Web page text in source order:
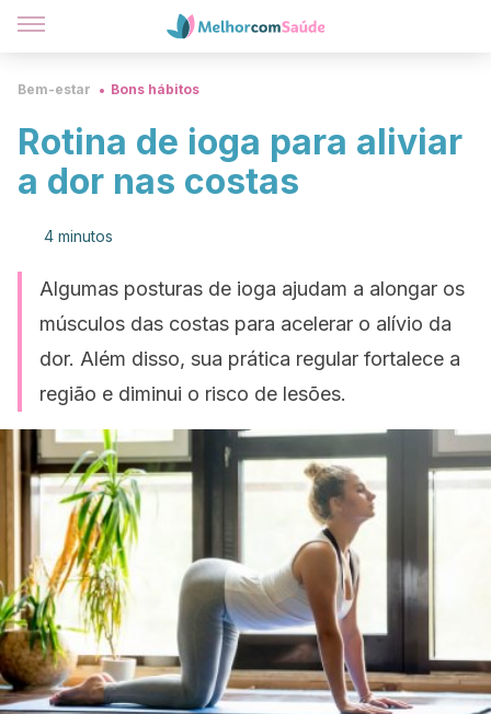
Bem-estar Bons hábitos
Rotina de ioga para aliviar
a dor nas costas
4 minutos
Algumas posturas de ioga ajudam a alongar os
músculos das costas para acelerar o alívio da
dor. Além disso, sua prática regular fortalece a
região e diminui o risco de lesões.